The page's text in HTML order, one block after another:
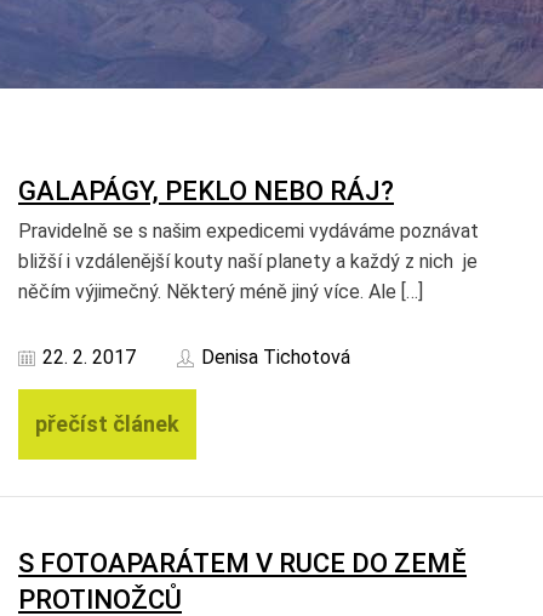
GALAPÁGY, PEKLO NEBO RÁJ?
Pravidelně se s našim expedicemi vydáváme poznávat
bližší i vzdálenější kouty naší planety a každý z nich je
něčím výjimečný. Některý méně jiný více. Ale […]
22. 2. 2017 Denisa Tichotová
přečíst článek
S FOTOAPARÁTEM V RUCE DO ZEMĚ
PROTINOŽCŮ